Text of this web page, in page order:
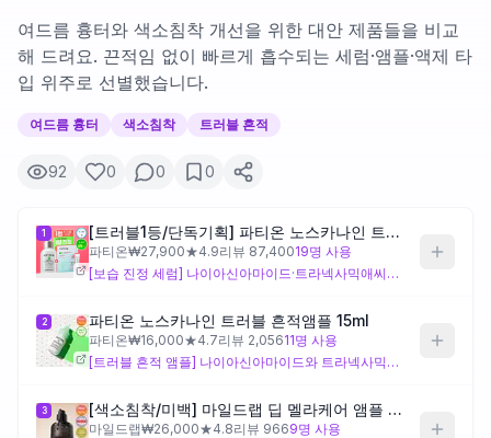
나의 스킨케어
대화 이력
제품비교
Login
여드름 흉터와 색소침착 개선을 위한 대안 제품들을 비교
해 드려요. 끈적임 없이 빠르게 흡수되는 세럼·앰플·액제 타
입 위주로 선별했습니다.
여드름 흉터 색소침착 트러블 흔적
92 0 0 0
1 [트러블1등/단독기획] 파티온 노스카나인 트러블 세럼 50ml 기획(+15ml+마스크 1매)
파티온₩27,900★4.9리뷰 87,40019명 사용
[보습 진정 세럼] 나이아신아마이드·트라넥사믹애씨드·알부틴 등 색소침착 타겟 성분 없이 히알루론산·판테놀·알란토인 중심의 보습·진정 설계로, 흉터 색소 개선보다는 트러블 후 피부 장벽 회복에 초점이 맞춰져 있어요. 색소침착 개선을 주목적으로 한다면 이 제품만으로는 설계 의도와 맞지 않을 수 있어요.
2 파티온 노스카나인 트러블 흔적앰플 15ml
파티온₩16,000★4.7리뷰 2,05611명 사용
[트러블 흔적 앰플] 나이아신아마이드와 트라넥사믹애씨드를 함께 배합해 색소침착 흔적을 겨냥한 설계이며, 에리스리톨·자일리톨·폴리글리세린 등 수용성 보습 성분 위주라 점증 폴리머가 적어 상대적으로 가볍게 스며드는 텍스처가 예상돼요. 다만 용량이 15ml로 소용량이라 집중 케어 기간에 소진이 빠를 수 있어요.
3 [색소침착/미백] 마일드랩 딥 멜라케어 앰플 30ml
마일드랩₩26,000★4.8리뷰 9669명 사용